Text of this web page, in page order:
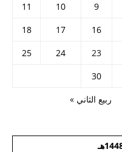
ربيع الثاني »
9
10
11
16
17
18
23
24
25
30